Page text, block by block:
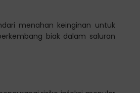
menahan keinginan untuk
biak dalam saluran